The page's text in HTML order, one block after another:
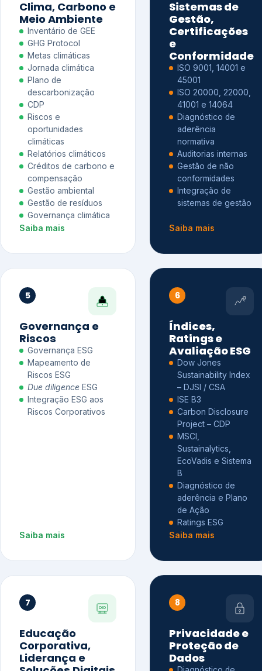
Clima, Carbono e
Meio Ambiente
Inventário de GEE
GHG Protocol
Metas climáticas
Jornada climática
Plano de
descarbonização
CDP
Riscos e
oportunidades
climáticas
Relatórios climáticos
Créditos de carbono e
compensação
Gestão ambiental
Gestão de resíduos
Governança climática
Saiba mais
Sistemas de
Gestão,
Certificações
e
Conformidade
ISO 9001, 14001 e
45001
ISO 20000, 22000,
41001 e 14064
Diagnóstico de
aderência
normativa
Auditorias internas
Gestão de não
conformidades
Integração de
sistemas de gestão
Saiba mais
5
Governança e
Riscos
Governança ESG
Mapeamento de
Riscos ESG
Due diligence ESG
Integração ESG aos
Riscos Corporativos
Saiba mais
6
Índices,
Ratings e
Avaliação ESG
Dow Jones
Sustainability Index
– DJSI / CSA
ISE B3
Carbon Disclosure
Project – CDP
MSCI,
Sustainalytics,
EcoVadis e Sistema
B
Diagnóstico de
aderência e Plano
de Ação
Ratings ESG
Saiba mais
7
Educação
Corporativa,
Liderança e
8
Privacidade e
Proteção de
Dados